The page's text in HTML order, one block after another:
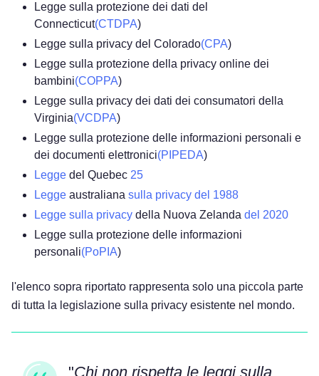
Legge sulla protezione dei dati del
Connecticut(CTDPA)
Legge sulla privacy del Colorado(CPA)
Legge sulla protezione della privacy online dei
bambini(COPPA)
Legge sulla privacy dei dati dei consumatori della
Virginia(VCDPA)
Legge sulla protezione delle informazioni personali e
dei documenti elettronici(PIPEDA)
Legge del Quebec 25
Legge australiana sulla privacy del 1988
Legge sulla privacy della Nuova Zelanda del 2020
Legge sulla protezione delle informazioni
personali(PoPIA)
l'elenco sopra riportato rappresenta solo una piccola parte
di tutta la legislazione sulla privacy esistente nel mondo.
"Chi non rispetta le leggi sulla